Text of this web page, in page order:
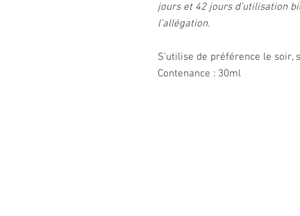
jours et 42 jours d’utilisation
l’allégation.
S'utilise de préférence le soir,
Contenance : 30ml